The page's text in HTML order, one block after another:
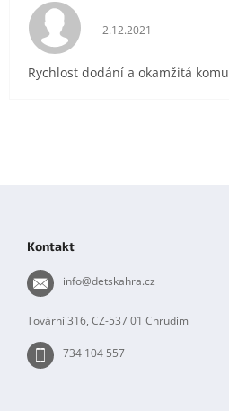
Hodnocení obchodu
2.12.2021
Rychlost dodání a okamžitá
Kontakt
info@detskahra.cz
Tovární 316, CZ-537 01 Chrudim
734 104 557